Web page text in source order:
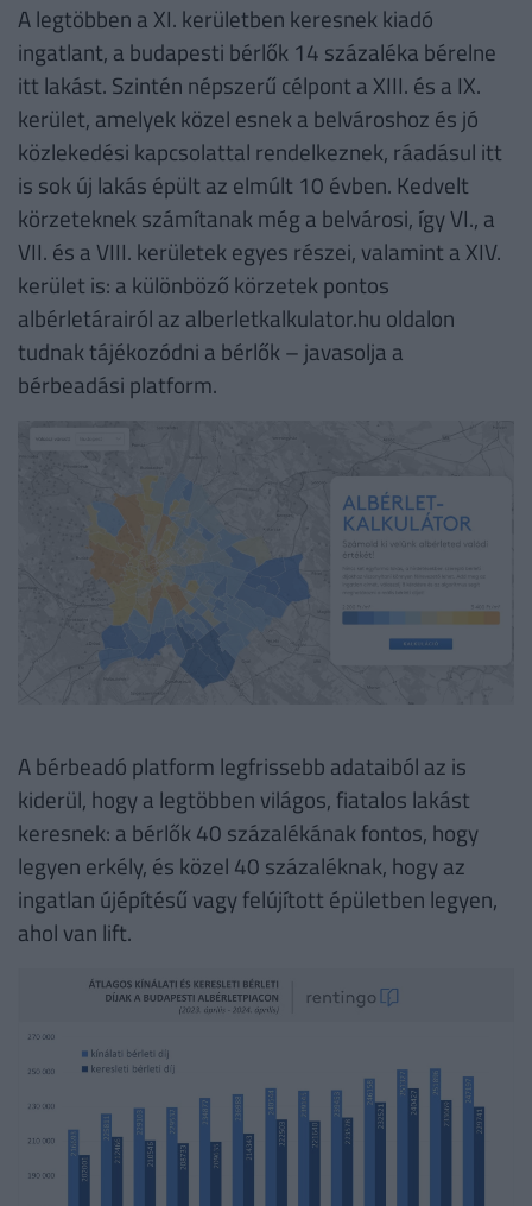
A legtöbben a XI. kerületben keresnek kiadó
ingatlant, a budapesti bérlők 14 százaléka bérelne
itt lakást. Szintén népszerű célpont a XIII. és a IX.
kerület, amelyek közel esnek a belvároshoz és jó
közlekedési kapcsolattal rendelkeznek, ráadásul itt
is sok új lakás épült az elmúlt 10 évben. Kedvelt
körzeteknek számítanak még a belvárosi, így VI., a
VII. és a VIII. kerületek egyes részei, valamint a XIV.
kerület is: a különböző körzetek pontos
albérletárairól az alberletkalkulator.hu oldalon
tudnak tájékozódni a bérlők – javasolja a
bérbeadási platform.
A bérbeadó platform legfrissebb adataiból az is
kiderül, hogy a legtöbben világos, fiatalos lakást
keresnek: a bérlők 40 százalékának fontos, hogy
legyen erkély, és közel 40 százaléknak, hogy az
ingatlan újépítésű vagy felújított épületben legyen,
ahol van lift.